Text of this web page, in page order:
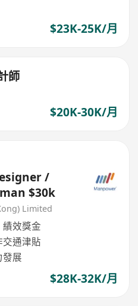
$23K-25K/月
師
$20K-30K/月
/
$30k
Limited
效獎金
通津貼
展
$28K-32K/月